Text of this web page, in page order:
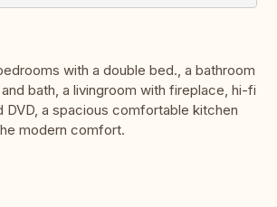
with a double bed., a bathroom
bath, a livingroom with fireplace, hi-fi
DVD, a spacious comfortable kitchen
modern comfort.